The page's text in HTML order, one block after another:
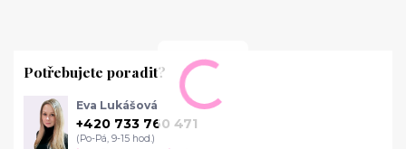
Potřebujete poradit?
Eva Lukášová
+420 733 760 471
(Po-Pá, 9-15 hod.)